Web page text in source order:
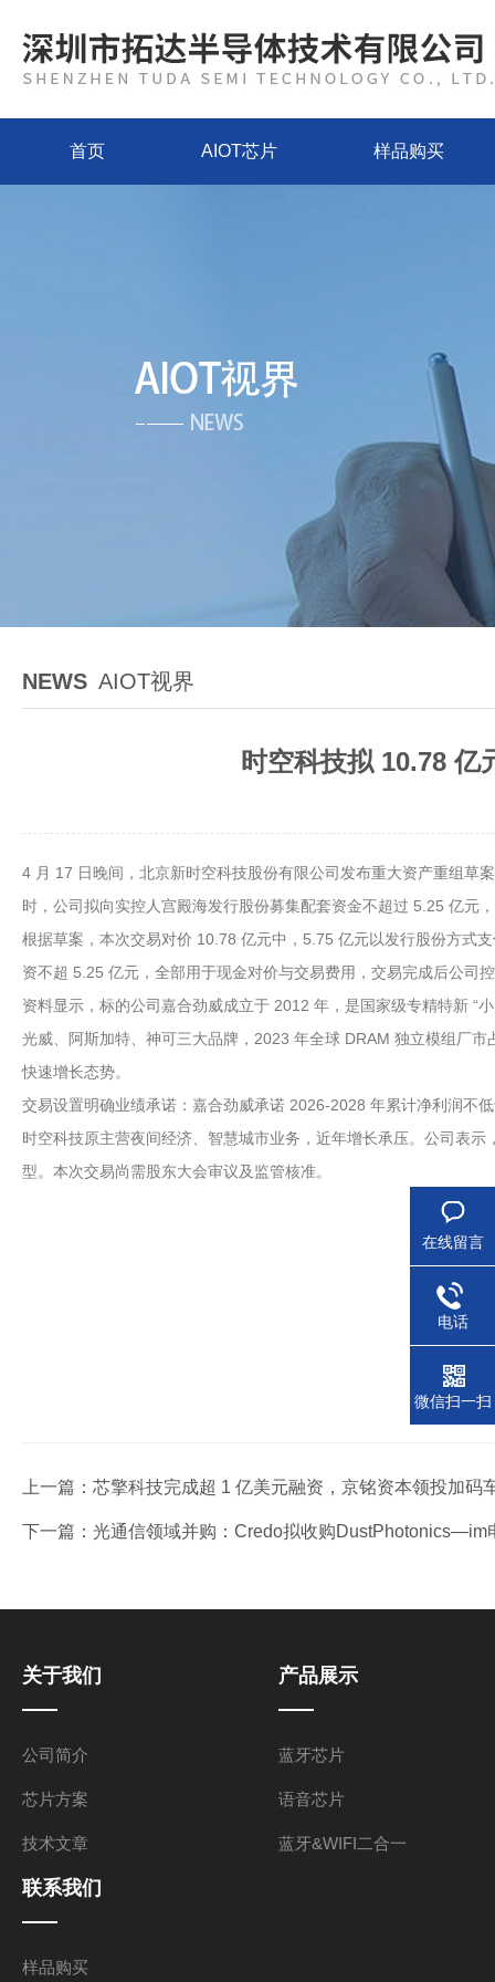
首页 AIOT芯片 样品购买
NEWS AIOT视界
时空科技拟 10.78
4 月 17 日晚间，北京新时空科技股份有限公司发布重大资产重组草
时，公司拟向实控人宫殿海发行股份募集配套资金不超过 5.25 亿元
根据草案，本次交易对价 10.78 亿元中，5.75 亿元以发行股份方式
资不超 5.25 亿元，全部用于现金对价与交易费用，交易完成后公司
资料显示，标的公司嘉合劲威成立于 2012 年，是国家级专精特新 “
光威、阿斯加特、神可三大品牌，2023 年全球 DRAM 独立模组厂
快速增长态势。
交易设置明确业绩承诺：嘉合劲威承诺 2026-2028 年累计净利润不
时空科技原主营夜间经济、智慧城市业务，近年增长承压。公司表
型。本次交易尚需股东大会审议及监管核准。
上一篇： 芯擎科技完成超 1 亿美元融资，京铭资本领投加
下一篇： 光通信领域并购：Credo拟收购DustPhotonics—im
关于我们
公司简介
芯片方案
技术文章
产品展示
蓝牙芯片
语音芯片
蓝牙&WIFI二合一
联系我们
样品购买
在线留言
电话
微信扫一扫